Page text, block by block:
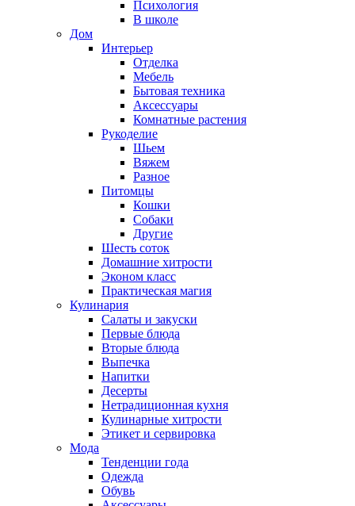
Психология
В школе
Дом
Интерьер
Отделка
Мебель
Бытовая техника
Аксессуары
Комнатные растения
Рукоделие
Шьем
Вяжем
Разное
Питомцы
Кошки
Собаки
Другие
Шесть соток
Домашние хитрости
Эконом класс
Практическая магия
Кулинария
Салаты и закуски
Первые блюда
Вторые блюда
Выпечка
Напитки
Десерты
Нетрадиционная кухня
Кулинарные хитрости
Этикет и сервировка
Мода
Тенденции года
Одежда
Обувь